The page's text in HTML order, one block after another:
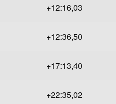
+12:16,03
+12:36,50
+17:13,40
+22:35,02